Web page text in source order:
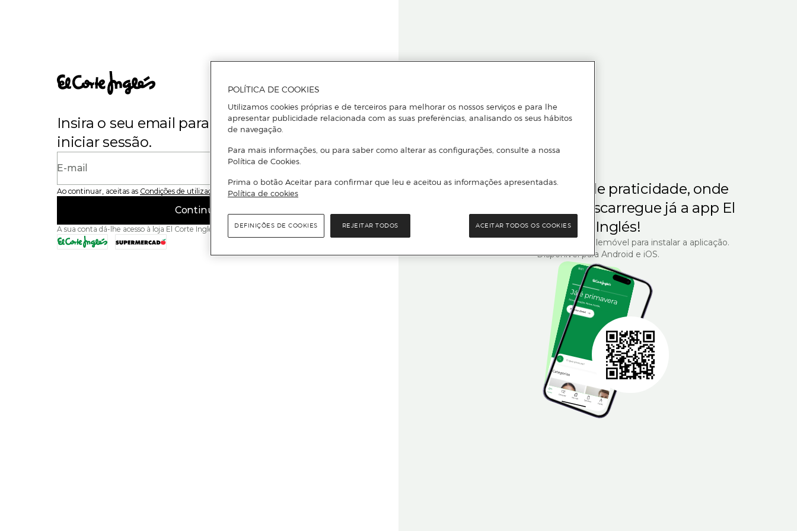
Insira o seu email para se registar ou
iniciar sessão.
E-mail
Ao continuar, aceitas as Condições de utilização do site
Continuar
A sua conta dá-lhe acesso à loja El Corte Inglés e ao Supermercado El Corte Inglés.
Para quem gosta de praticidade, onde
Descarregue já a app El
Corte Inglés!
Leia o código QR com o seu telemóvel para instalar a aplicação.
Disponível para Android e iOS.
POLÍTICA DE COOKIES
Utilizamos cookies próprias e de terceiros para melhorar os nossos serviços e para lhe
apresentar publicidade relacionada com as suas preferências, analisando os seus hábitos
de navegação.
Para mais informações, ou para saber como alterar as configurações, consulte a nossa
Política de Cookies.
Prima o botão Aceitar para confirmar que leu e aceitou as informações apresentadas.
Política de cookies
REJEITAR TODOS ACEITAR TODOS OS COOKIES
DEFINIÇÕES DE COOKIES